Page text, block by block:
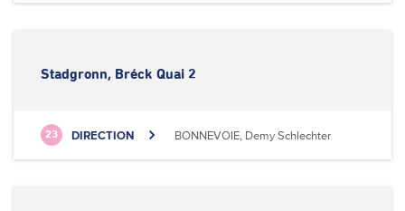
Stadgronn, Bréck Quai 2
23 DIRECTION BONNEVOIE, Demy Schlechter